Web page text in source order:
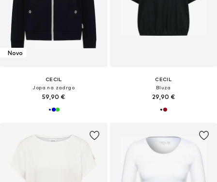
Novo
CECIL
Jopa na zadrgo
59,90 €
CECIL
Bluza
29,90 €